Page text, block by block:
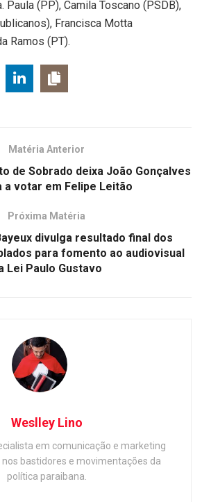
Paula (PP), Camila Toscano (PSDB),
Francisca Motta
Ramos (PT).
Matéria Anterior
de Sobrado deixa João Gonçalves
a votar em Felipe Leitão
Próxima Matéria
divulga resultado final dos
para fomento ao audiovisual
Lei Paulo Gustavo
Weslley Lino
em comunicação e marketing
nos bastidores e movimentações da
política paraibana.